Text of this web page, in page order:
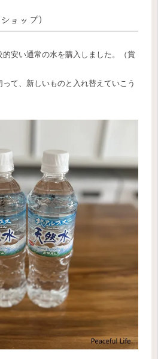
ョップ）
安い通常の水を購入しました。（賞
て、新しいものと入れ替えていこう